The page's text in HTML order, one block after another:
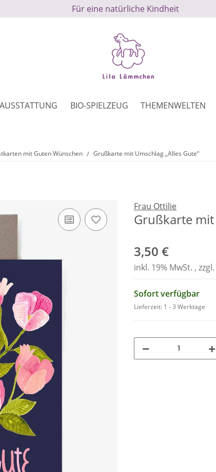
Für eine natürliche Kindheit
AUSSTATTUNG BIO-SPIELZEUG THEMENWELTEN
mit Guten Wünschen Grußkarte mit Umschlag „Alles Gute“
Frau Ottilie
Grußkarte mit
3,50 €
inkl. 19% MwSt. , zzgl.
Sofort verfügbar
Lieferzeit: 1 - 3 Werktage